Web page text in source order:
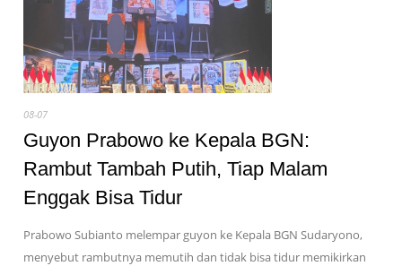
08-07
Guyon Prabowo ke Kepala BGN:
Rambut Tambah Putih, Tiap Malam
Enggak Bisa Tidur
Prabowo Subianto melempar guyon ke Kepala BGN Sudaryono,
menyebut rambutnya memutih dan tidak bisa tidur memikirkan